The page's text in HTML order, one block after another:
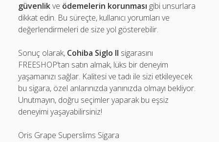
güvenlikve ödemelerin korunması gibi unsurlara
dikkat edin. Bu süreçte, kullanıcı yorumları ve
değerlendirmeleri de size yol gösterebilir.
Sonuç olarak, Cohiba Siglo II sigarasını
FREESHOP’tan satın almak, lüks bir deneyim
yaşamanızı sağlar. Kalitesi ve tadı ile sizi etkileyecek
bu sigara, özel anlarınızda yanınızda olmayı bekliyor.
Unutmayın, doğru seçimler yaparak bu eşsiz
deneyimi yaşayabilirsiniz!
Oris Grape Superslims Sigara